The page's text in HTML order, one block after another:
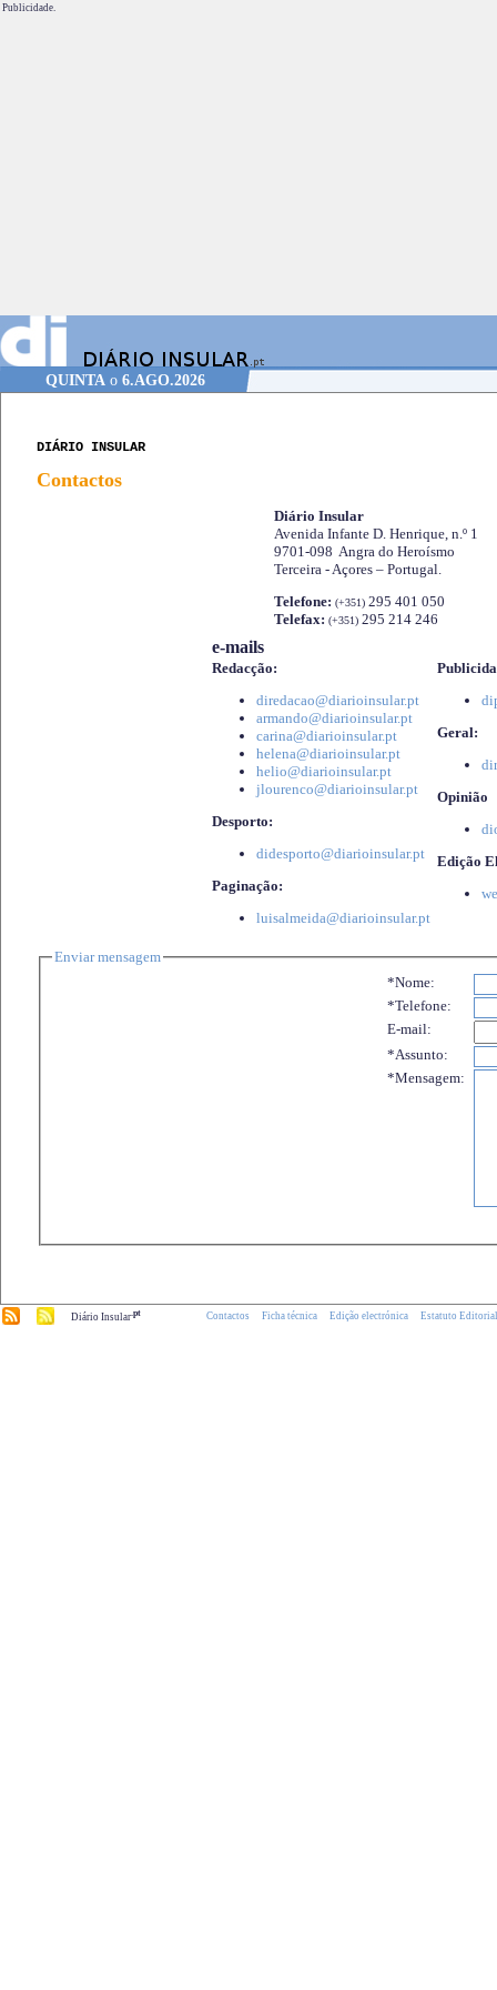
Publicidade.
QUINTAo 6.AGO.2026
DIÁRIO INSULAR
Contactos
Diário Insular
Avenida Infante D. Henrique, n.º 1
9701-098 Angra do Heroísmo
Terceira - Açores – Portugal.
Telefone: (+351) 295 401 050
Telefax: (+351) 295 214 246
e-mails
Redacção:
diredacao@diarioinsular.pt
armando@diarioinsular.pt
carina@diarioinsular.pt
helena@diarioinsular.pt
helio@diarioinsular.pt
jlourenco@diarioinsular.pt
Desporto:
didesporto@diarioinsular.pt
Paginação:
luisalmeida@diarioinsular.pt
Geral:
Opinião
Edição
Enviar mensagem
*Nome:
*Telefone:
E-mail:
*Assunto:
*Mensagem:
Diário Insular.pt Contactos Ficha técnica Edição electrónica Estatuto Editorial